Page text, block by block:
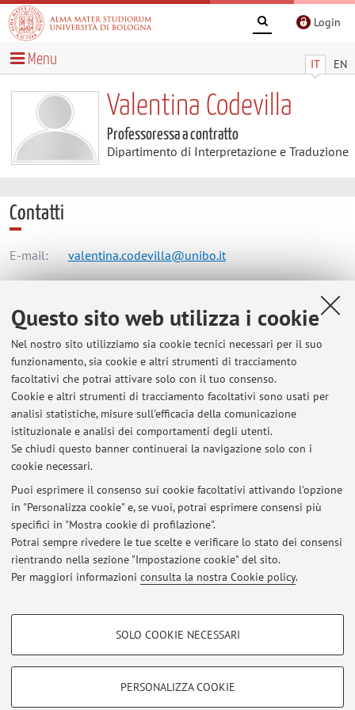
Questo sito web utilizza i cookie
Nel nostro sito utilizziamo sia cookie tecnici necessari per il suo
funzionamento, sia cookie e altri strumenti di tracciamento
facoltativi che potrai attivare solo con il tuo consenso.
Cookie e altri strumenti di tracciamento facoltativi sono usati per
analisi statistiche, misure sull'efficacia della comunicazione
istituzionale e analisi dei comportamenti degli utenti.
Se chiudi questo banner continuerai la navigazione solo con i
cookie necessari.
Puoi esprimere il consenso sui cookie facoltativi attivando l'opzione
in "Personalizza cookie" e, se vuoi, potrai esprimere consensi più
specifici in "Mostra cookie di profilazione".
Potrai sempre rivedere le tue scelte e verificare lo stato dei consensi
rientrando nella sezione "Impostazione cookie" del sito.
Per maggiori informazioni consulta la nostra Cookie policy.
COOKIE DI PROFILAZIONE - FACOLTATIVI
SOLO COOKIE NECESSARI
PERSONALIZZA COOKIE
Login
IT EN
Menu
Valentina Codevilla
Professoressa a contratto
Dipartimento di Interpretazione e Traduzione
Contatti
E-mail: valentina.codevilla@unibo.it
Dipartimento di Interpretazione e Traduzione
Orario di ricevimento
Martedì 21 e 28 Ottobre dalle ore 12:00 alle ore 13:00 in DIT
e su richiesta via mail
Ultimi avvisi
Al momento non sono presenti avvisi.
Area riservata
Accedi tramiteloginper gestire tutti i contenuti del sito.